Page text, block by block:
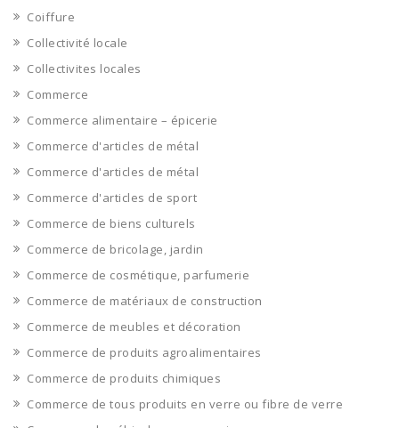
Coiffure
Collectivité locale
Collectivites locales
Commerce
Commerce alimentaire – épicerie
Commerce d'articles de métal
Commerce d'articles de métal
Commerce d'articles de sport
Commerce de biens culturels
Commerce de bricolage, jardin
Commerce de cosmétique, parfumerie
Commerce de matériaux de construction
Commerce de meubles et décoration
Commerce de produits agroalimentaires
Commerce de produits chimiques
Commerce de tous produits en verre ou fibre de verre